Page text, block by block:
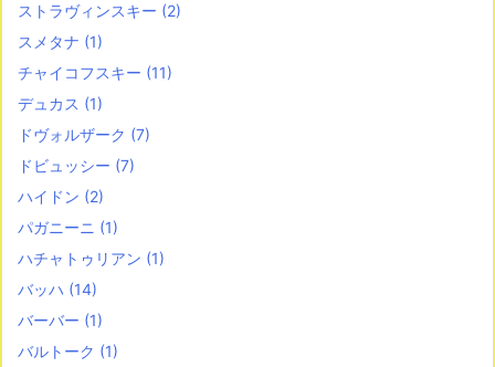
ストラヴィンスキー (2)
スメタナ (1)
チャイコフスキー (11)
デュカス (1)
ドヴォルザーク (7)
ドビュッシー (7)
ハイドン (2)
パガニーニ (1)
ハチャトゥリアン (1)
バッハ (14)
バーバー (1)
バルトーク (1)